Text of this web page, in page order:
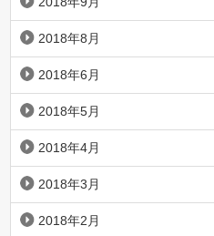
2018年8月
2018年6月
2018年5月
2018年4月
2018年3月
2018年2月